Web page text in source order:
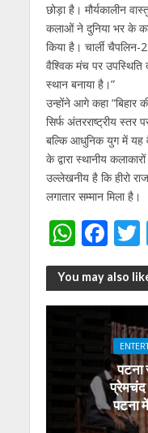
छोड़ा है। मौर्यकालीन
कलाओं ने दुनिया भर के
किया है। चार्ली
वैश्विक मंच पर उपस्थिति
स्थान बनाया है।”
उन्होंने आगे कहा
सिर्फ अंतरराष्ट्रीय स्तर
बल्कि आधुनिक युग में यह
के द्वारा स्थानीय
उल्लेखनीय है कि हीरो
लगातार सम्मान मिला है।
W
h
at
s
p
F
ac
e
b
o
o
k
You may also
पटना
प्रेमचंद
पटना